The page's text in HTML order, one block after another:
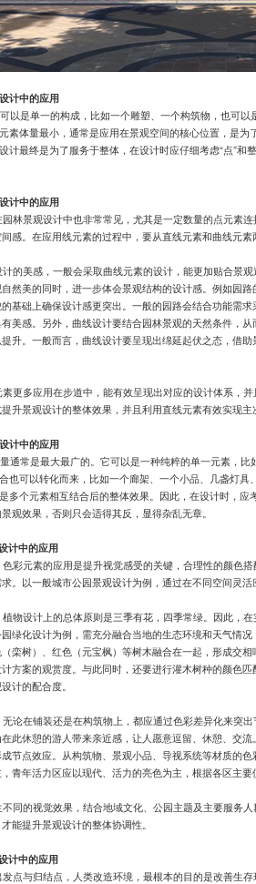
计中的应用
以是单一的构成，比如一个雕塑、一个构筑物，也可
素体量最小，通常是应用在景观空间的核心位置，是
计最终是为了服务于整体，在设计时应仔细考虑“点”
计中的应用
林景观设计中也非常常见，尤其是一定数量的点元素
感。在应用线元素的过程中，要从直线元素和曲线元
的美感，一般会采取曲线元素的设计，能更加贴合景
然美的同时，进一步体会景观结构的设计感。例如园
基础上确保设计感更突出。一般的园路会结合功能需
美感。另外，曲线设计要结合园林景观的天然条件，
升。一般而言，曲线设计要呈现出绵延起伏之态，借
更多应用在步道中，能有效呈现出对应的设计体系，
升景观设计的整体效果，并且利用直线元素有效实现主
计中的应用
通常是最大最广的。它可以是一种纯粹的单一元素，
也可以转化而来，比如一个廊架、一个小品、几盏灯具
多个元素相互结合后的整体效果。因此，在设计时，
观效果，否则只会适得其反，显得杂乱无章。
计中的应用
彩元素的应用是提升视觉感受的关键，合理性的颜色
。以一般城市公园景观设计为例，通过在不同空间灵
物设计上的总体原则是三季有花，四季常绿。因此，
绿化设计为例，需充分融合当地的生态环境和天气情
栾树）、红色（元宝枫）等树木融合在一起，形成交
方案的观赏度。与此同时，还要进行灌木树种的颜色
计的配合度。
论在铺装还是在构筑物上，都应通过色彩差异化来突
此休憩的游人带来亲近感，让人愿意逗留、休憩、交
节点效应。从构筑物、景观小品、导视系统等材质的
青年活力区应以现代、活力的亮色为主，根据各区主
同的视觉效果，结合地域文化、公园主题及主要服务
能提升景观设计的整体协调性。
计中的应用
点与归结点，人类改造环境，最根本的目的是改善生